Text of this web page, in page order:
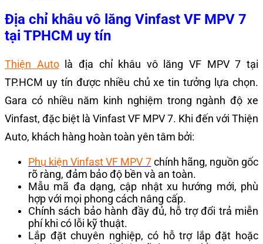
Địa chỉ khâu vô lăng Vinfast VF MPV 7
tại TPHCM uy tín
Thiện Autolà địa chỉ khâu vô lăng VF MPV 7 tại
TP.HCM uy tín được nhiều chủ xe tin tưởng lựa chọn.
Gara có nhiều năm kinh nghiệm trong ngành độ xe
Vinfast, đặc biệt là Vinfast VF MPV 7. Khi đến với Thiện
Auto, khách hàng hoàn toàn yên tâm bởi:
Phụ kiện Vinfast VF MPV 7chính hãng, nguồn gốc
rõ ràng, đảm bảo độ bền và an toàn.
Mẫu mã đa dạng, cập nhật xu hướng mới, phù
hợp với mọi phong cách nâng cấp.
Chính sách bảo hành đầy đủ, hỗ trợ đổi trả miễn
phí khi có lỗi kỹ thuật.
Lắp đặt chuyên nghiệp, có hỗ trợ lắp đặt hoặc